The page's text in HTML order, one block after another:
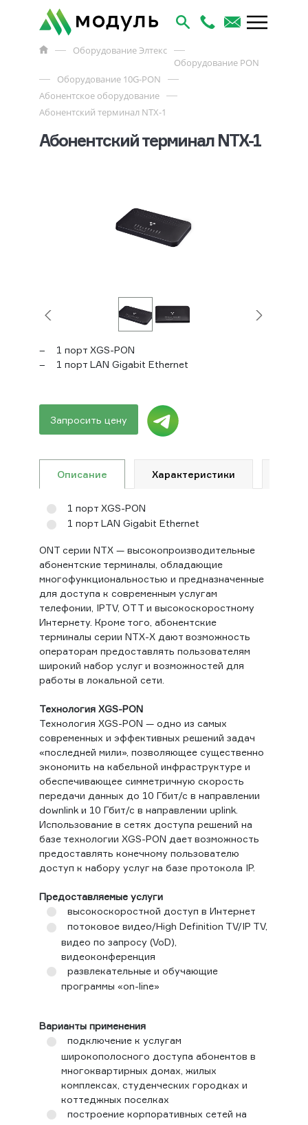
Оборудование Элтекс
Оборудование PON
Оборудование 10G-PON
Абонентское оборудование
Абонентский терминал NTX-1
Абонентский терминал NTX-1
– 1 порт XGS-PON
– 1 порт LAN Gigabit Ethernet
Запросить цену
Описание Характеристики
1 порт XGS-PON
1 порт LAN Gigabit Ethernet
ONT серии NTХ — высокопроизводительные
абонентские терминалы, обладающие
многофункциональностью и предназначенные
для доступа к современным услугам
телефонии, IPTV, OTT и высокоскоростному
Интернету. Кроме того, абонентские
терминалы серии NTХ-X дают возможность
операторам предоставлять пользователям
широкий набор услуг и возможностей для
работы в локальной сети.
Технология XGS-PON
Технология XGS-PON — одно из самых
современных и эффективных решений задач
«последней мили», позволяющее существенно
экономить на кабельной инфраструктуре и
обеспечивающее симметричную скорость
передачи данных до 10 Гбит/с в направлении
downlink и 10 Гбит/с в направлении uplink.
Использование в сетях доступа решений на
базе технологии XGS-PON дает возможность
предоставлять конечному пользователю
доступ к набору услуг на базе протокола IP.
Предоставляемые услуги
высокоскоростной доступ в Интернет
потоковое видео/High Definition TV/IP TV,
видео по запросу (VoD),
видеоконференция
развлекательные и обучающие
программы «on-line»
Варианты применения
подключение к услугам
широкополосного доступа абонентов в
многоквартирных домах, жилых
комплексах, студенческих городках и
коттеджных поселках
построение корпоративных сетей на